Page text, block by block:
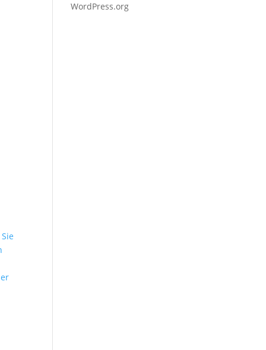
WordPress.org